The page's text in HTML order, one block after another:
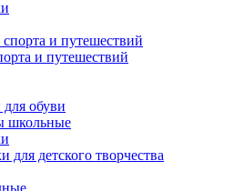
и путешествий
обуви
школьные
для детского творчества